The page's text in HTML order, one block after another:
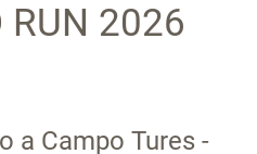
RUN 2026
a Campo Tures -